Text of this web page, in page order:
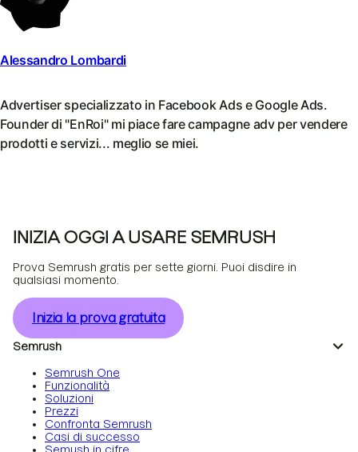
Alessandro Lombardi
Advertiser specializzato in Facebook Ads e Google Ads.
Founder di "EnRoi" mi piace fare campagne adv per vendere
prodotti e servizi... meglio se miei.
INIZIA OGGI A USARE SEMRUSH
Prova Semrush gratis per sette giorni. Puoi disdire in
qualsiasi momento.
Inizia la prova gratuita
Semrush
Semrush One
Funzionalità
Soluzioni
Prezzi
Confronta Semrush
Casi di successo